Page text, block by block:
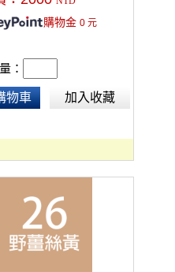
購物金 0元
：
物車 加入收藏